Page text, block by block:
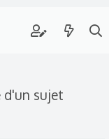
d'un sujet